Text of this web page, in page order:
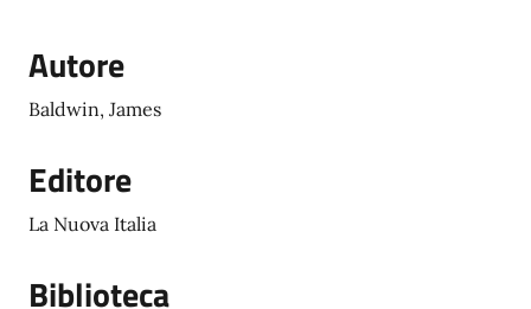
Autore
Baldwin, James
Editore
La Nuova Italia
Biblioteca